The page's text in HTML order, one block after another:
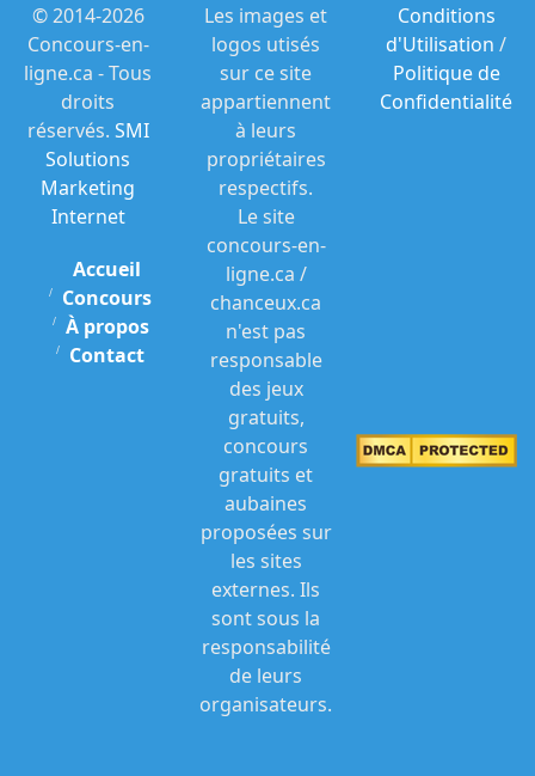
© 2014-2026
Concours-en-
ligne.ca - Tous
droits
réservés. SMI
Solutions
Marketing
Internet
Accueil
Concours
À propos
Contact
Les images et
logos utisés
sur ce site
appartiennent
à leurs
propriétaires
respectifs.
Le site
concours-en-
ligne.ca /
chanceux.ca
n'est pas
responsable
des jeux
gratuits,
concours
gratuits et
aubaines
proposées sur
les sites
externes. Ils
sont sous la
responsabilité
de leurs
organisateurs.
Conditions
d'Utilisation /
Politique de
Confidentialité